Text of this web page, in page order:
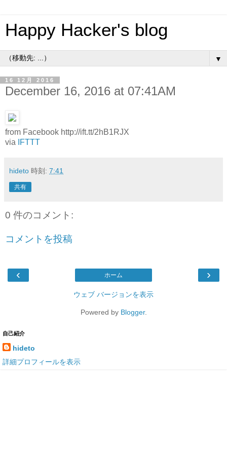
Happy Hacker's blog
▼
16 12月 2016
December 16, 2016 at 07:41AM
from Facebook http://ift.tt/2hB1RJX
via
IFTTT
hideto 時刻: 7:41
共有
0 件のコメント:
コメントを投稿
‹ ›
ホーム
ウェブ バージョンを表示
Powered by Blogger.
自己紹介
hideto
詳細プロフィールを表示